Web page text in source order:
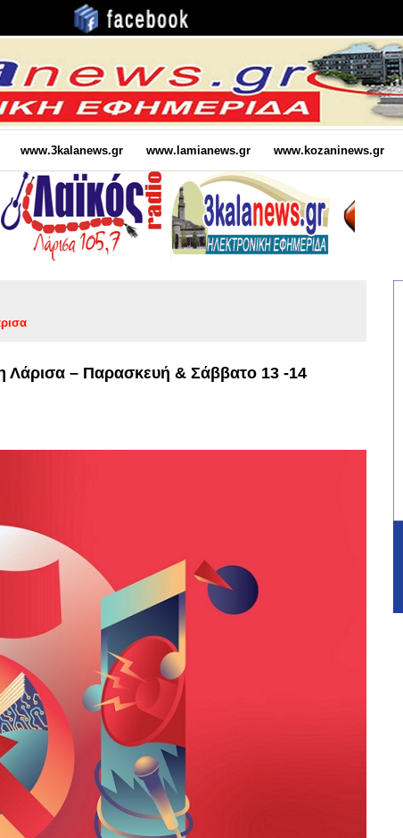
www.3kalanews.gr www.lamianews.gr www.kozaninews.gr
– Παρασκευή & Σάββατο 13 -14